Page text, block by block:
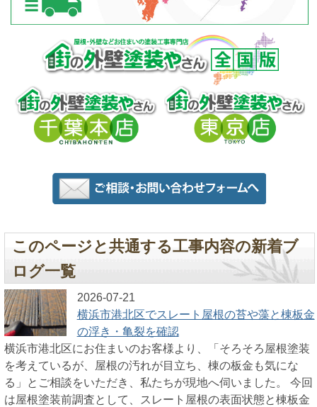
このページと共通する工事内容の新着ブ
ログ一覧
2026-07-21
横浜市港北区でスレート屋根の苔や藻と棟板金
の浮き・亀裂を確認
横浜市港北区にお住まいのお客様より、「そろそろ屋根塗装
を考えているが、屋根の汚れが目立ち、棟の板金も気にな
る」とご相談をいただき、私たちが現地へ伺いました。 今回
は屋根塗装前調査として、スレート屋根の表面状態と棟板金